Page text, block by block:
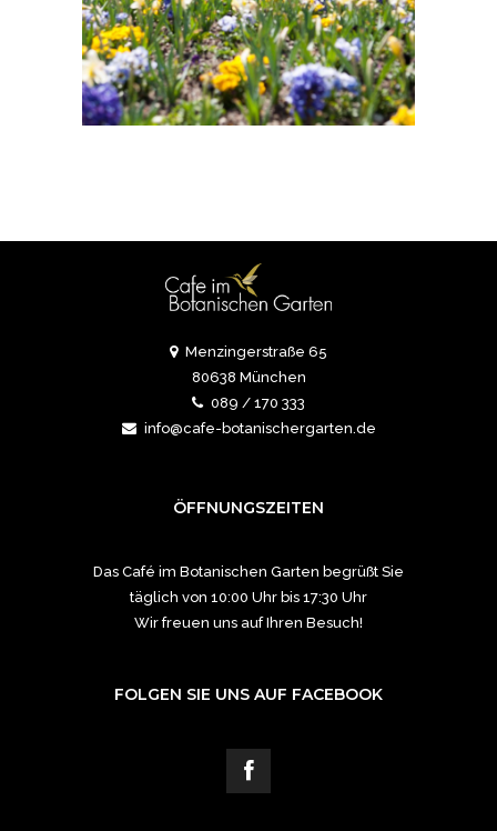
Menzingerstraße 65
80638 München
089 / 170 333
info@cafe-botanischergarten.de
ÖFFNUNGSZEITEN
Das Café im Botanischen Garten begrüßt Sie
täglich von 10:00 Uhr bis 17:30 Uhr
Wir freuen uns auf Ihren Besuch!
FOLGEN SIE UNS AUF FACEBOOK